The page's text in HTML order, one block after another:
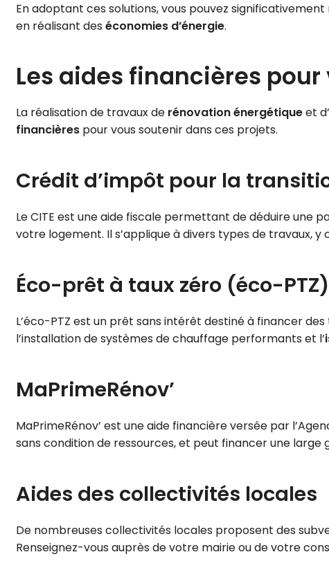
En adoptant ces solutions, vous pouvez significativement
en réalisant des économies d’énergie.
Les aides financières
La réalisation de travaux de rénovation énergétiqueet d’
financières pour vous soutenir dans ces projets.
Crédit d’impôt pour la
Le CITE est une aide fiscale permettant de déduire une
votre logement. Il s’applique à divers types de travaux, y
Éco-prêt à taux zéro (éco-PTZ)
L’éco-PTZ est un prêt sans intérêt destiné à financer
l’installation de systèmes de chauffage performants et l’
MaPrimeRénov’
MaPrimeRénov’ est une aide financière versée par
sans condition de ressources, et peut financer une
Aides des collectivités locales
De nombreuses collectivités locales proposent des
Renseignez-vous auprès de votre mairie ou de votre